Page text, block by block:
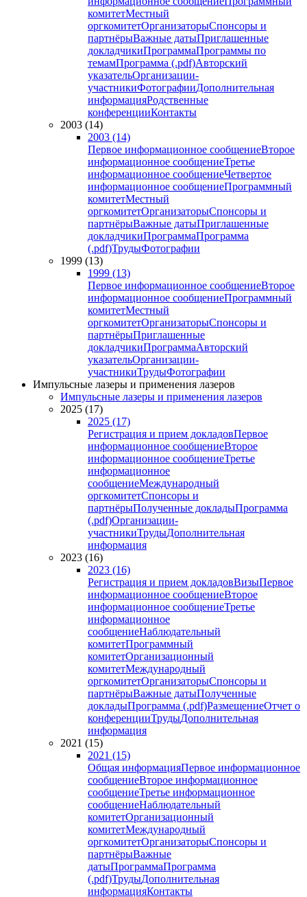
комитетМестный
оргкомитетОрганизаторыСпонсоры и
партнёрыВажные датыПриглашенные
докладчикиПрограммаПрограммы по
темамПрограмма (.pdf)Авторский
указательОрганизации-
участникиФотографииДополнительная
информацияРодственные
конференцииКонтакты
2003 (14)
2003 (14)
Первое информационное сообщениеВторое
информационное сообщениеТретье
информационное сообщениеЧетвертое
информационное сообщениеПрограммный
комитетМестный
оргкомитетОрганизаторыСпонсоры и
партнёрыВажные датыПриглашенные
докладчикиПрограммаПрограмма
(.pdf)ТрудыФотографии
1999 (13)
1999 (13)
Первое информационное сообщениеВторое
информационное сообщениеПрограммный
комитетМестный
оргкомитетОрганизаторыСпонсоры и
партнёрыПриглашенные
докладчикиПрограммаАвторский
указательОрганизации-
участникиТрудыФотографии
Импульсные лазеры и применения лазеров
Импульсные лазеры и применения лазеров
2025 (17)
2025 (17)
Регистрация и прием докладовПервое
информационное сообщениеВторое
информационное сообщениеТретье
информационное
сообщениеМеждународный
оргкомитетСпонсоры и
партнёрыПолученные докладыПрограмма
(.pdf)Организации-
участникиТрудыДополнительная
информация
2023 (16)
2023 (16)
Регистрация и прием докладовВизыПервое
информационное сообщениеВторое
информационное сообщениеТретье
информационное
сообщениеНаблюдательный
комитетПрограммный
комитетОрганизационный
комитетМеждународный
оргкомитетОрганизаторыСпонсоры и
партнёрыВажные датыПолученные
докладыПрограмма (.pdf)РазмещениеОтчет о
конференцииТрудыДополнительная
информация
2021 (15)
2021 (15)
Общая информацияПервое информационное
сообщениеВторое информационное
сообщениеТретье информационное
сообщениеНаблюдательный
комитетОрганизационный
комитетМеждународный
оргкомитетОрганизаторыСпонсоры и
партнёрыВажные
датыПрограммаПрограмма
(.pdf)ТрудыДополнительная
информацияКонтакты